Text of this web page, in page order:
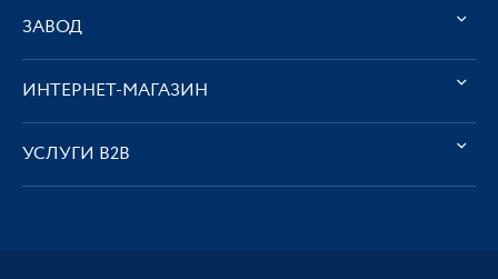
ЗАВОД
ИНТЕРНЕТ-МАГАЗИН
УСЛУГИ В2В